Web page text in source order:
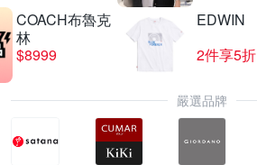
COACH布魯克
林
$8999
EDWIN
2件享5折
嚴選品牌